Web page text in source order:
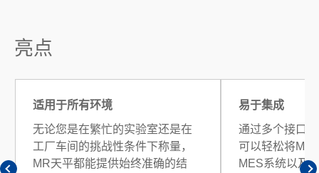
亮点
适用于所有环境
无论您是在繁忙的实验室还是在
工厂车间的挑战性条件下称量，
MR天平都能提供始终准确的结
易于集成
通过多个接口
可以轻松将MR
MES系统以及